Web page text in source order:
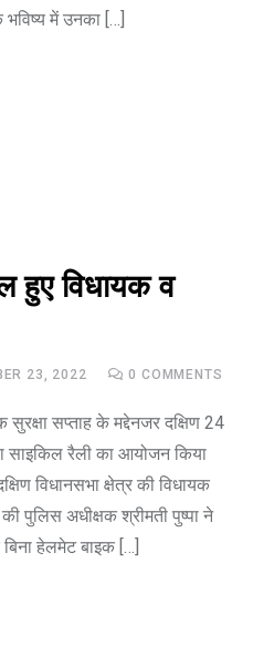
में उनका […]
हुए विधायक व
23, 2022 0 COMMENTS
सप्ताह के मद्देनजर दक्षिण 24
साइकिल रैली का आयोजन किया
विधानसभा क्षेत्र की विधायक
पुलिस अधीक्षक श्रीमती पुष्पा ने
हेलमेट बाइक […]